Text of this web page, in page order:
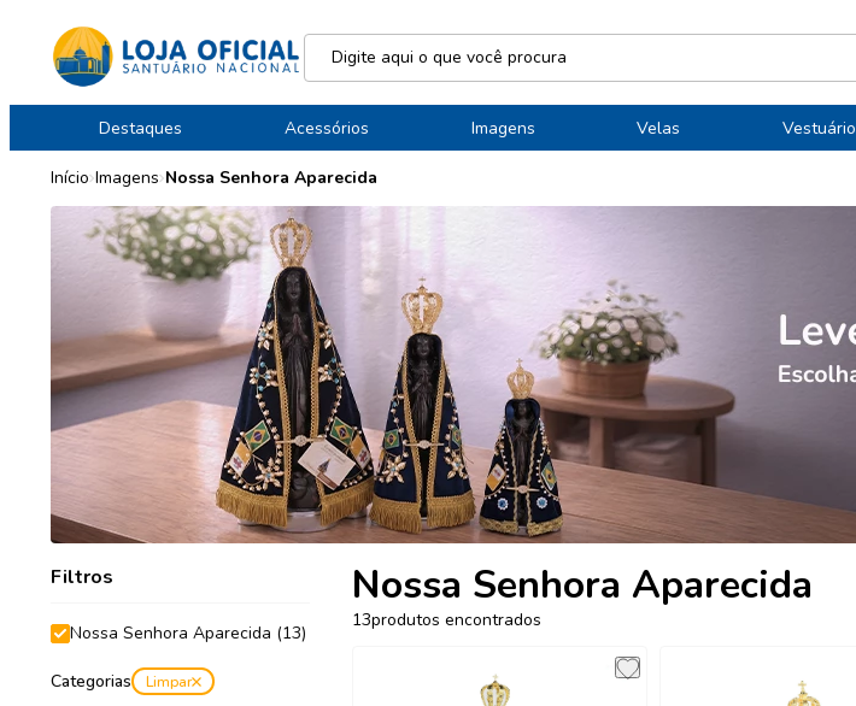
Destaques Acessórios Imagens Velas Vestuário
Início Imagens Nossa Senhora Aparecida
Filtros
Nossa Senhora Aparecida (13)
Categorias Limpar
Nossa Senhora Aparecida
13produtos encontrados